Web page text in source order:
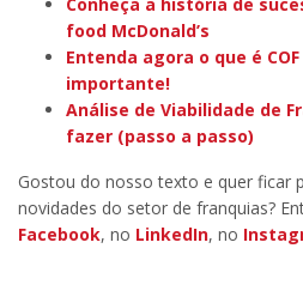
food McDonald’s
Entenda agora o que é
importante!
Análise de Viabilidade de
fazer (passo a passo)
Gostou do nosso texto e quer ficar
novidades do setor de franquias?
Facebook, no LinkedIn, no